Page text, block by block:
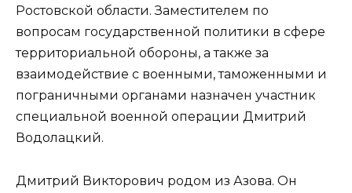
Ростовской области. Заместителем по
вопросам государственной политики в сфере
территориальной обороны, а также за
взаимодействие с военными, таможенными и
пограничными органами назначен участник
специальной военной операции Дмитрий
Водолацкий.
Дмитрий Викторович родом из Азова. Он